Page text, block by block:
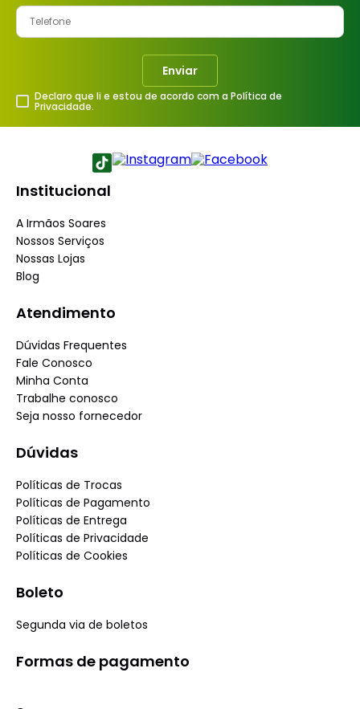
Enviar
Declaro que li e estou de acordo com a Política de
Privacidade.
Institucional
A Irmãos Soares
Nossos Serviços
Nossas Lojas
Blog
Atendimento
Dúvidas Frequentes
Fale Conosco
Minha Conta
Trabalhe conosco
Seja nosso fornecedor
Dúvidas
Políticas de Trocas
Políticas de Pagamento
Políticas de Entrega
Políticas de Privacidade
Políticas de Cookies
Boleto
Segunda via de boletos
Formas de pagamento